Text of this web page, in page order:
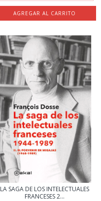
LA SAGA DE LOS INTELECTUALES
FRANCESES 2...